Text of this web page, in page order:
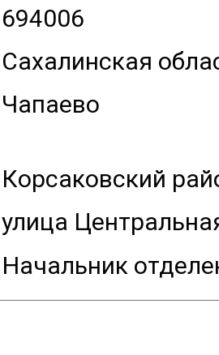
694006
Сахалинская
Чапаево
Корсаковский
улица
Начальник